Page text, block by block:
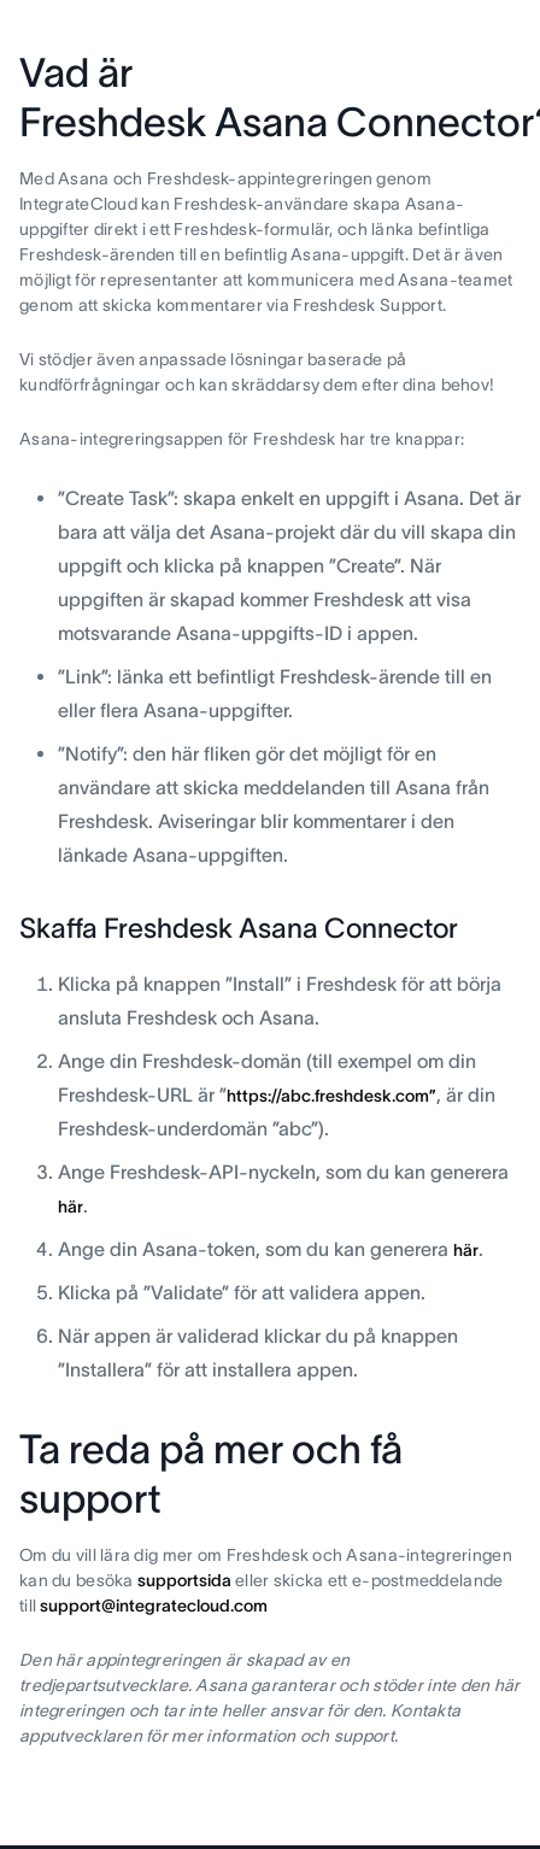
Vad är
Freshdesk Asana
Med Asana och Freshdesk-appintegreringen genom
IntegrateCloud kan Freshdesk-användare skapa Asana-
uppgifter direkt i ett Freshdesk-formulär, och länka befintliga
Freshdesk-ärenden till en befintlig Asana-uppgift. Det är även
möjligt för representanter att kommunicera med Asana-teamet
genom att skicka kommentarer via Freshdesk Support.
Vi stödjer även anpassade lösningar baserade på
kundförfrågningar och kan skräddarsy dem efter dina behov!
Asana-integreringsappen för Freshdesk har tre knappar:
”Create Task”: skapa enkelt en uppgift i Asana. Det är
bara att välja det Asana-projekt där du vill skapa din
uppgift och klicka på knappen ”Create”. När
uppgiften är skapad kommer Freshdesk att visa
motsvarande Asana-uppgifts-ID i appen.
”Link”: länka ett befintligt Freshdesk-ärende till en
eller flera Asana-uppgifter.
”Notify”: den här fliken gör det möjligt för en
användare att skicka meddelanden till Asana från
Freshdesk. Aviseringar blir kommentarer i den
länkade Asana-uppgiften.
Skaffa Freshdesk Asana Connector
Klicka på knappen ”Install” i Freshdesk för att börja
ansluta Freshdesk och Asana.
Ange din Freshdesk-domän (till exempel om din
Freshdesk-URL är ”https://abc.freshdesk.com”, är din
Freshdesk-underdomän ”abc”).
Ange Freshdesk-API-nyckeln, som du kan generera
här.
Ange din Asana-token, som du kan generera här.
Klicka på ”Validate” för att validera appen.
När appen är validerad klickar du på knappen
”Installera” för att installera appen.
Ta reda på mer och få
support
Om du vill lära dig mer om Freshdesk och Asana-integreringen
kan du besöka supportsida eller skicka ett e-postmeddelande
tillsupport@integratecloud.com
Den här appintegreringen är skapad av en
tredjepartsutvecklare. Asana garanterar och stöder inte den här
integreringen och tar inte heller ansvar för den. Kontakta
apputvecklaren för mer information och support.